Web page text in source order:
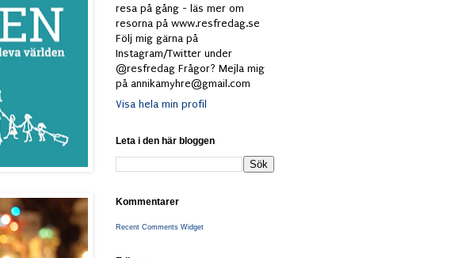
resa på gång - läs mer om
resorna på www.resfredag.se
Följ mig gärna på
Instagram/Twitter under
@resfredag Frågor? Mejla mig
på annikamyhre@gmail.com
Visa hela min profil
Leta i den här bloggen
Kommentarer
Recent Comments Widget